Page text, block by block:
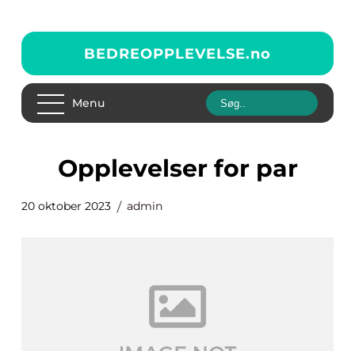
BEDREOPPLEVELSE.no
Menu
opplevelser for par
20 oktober 2023 admin